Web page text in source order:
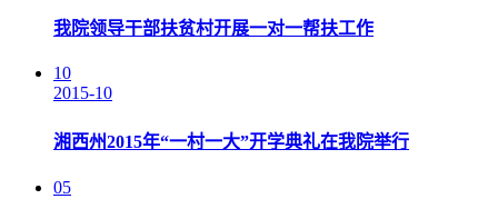
我院领导干部扶贫村开展一对一帮扶工作
10
2015-10
湘西州2015年“一村一大”开学典礼在我院举行
05